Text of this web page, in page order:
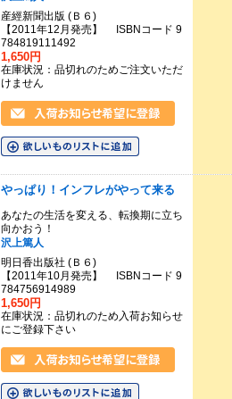
産經新聞出版 (Ｂ６)
【2011年12月発売】 ISBNコード 9
784819111492
1,650円
在庫状況：品切れのためご注文いただ
けません
やっぱり！インフレがやって来る
あなたの生活を変える、転換期に立ち
向かおう！
沢上篤人
明日香出版社 (Ｂ６)
【2011年10月発売】 ISBNコード 9
784756914989
1,650円
在庫状況：品切れのため入荷お知らせ
にご登録下さい